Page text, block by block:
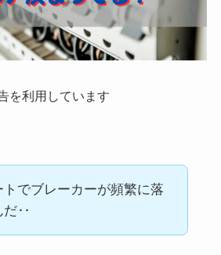
を利用しています
トでブレーカーが頻繁に落
だ‥